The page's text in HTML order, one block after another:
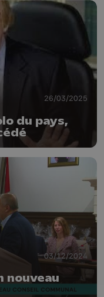
26/03/2025
du pays,
03/12/2024
nouveau